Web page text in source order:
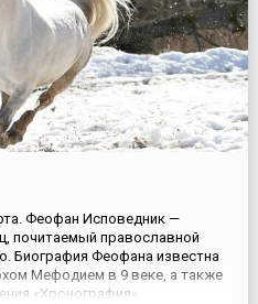
Феофан Исповедник —
почитаемый православной
Биография Феофана известна
Мефодием в 9 веке, а также
«Хронография».